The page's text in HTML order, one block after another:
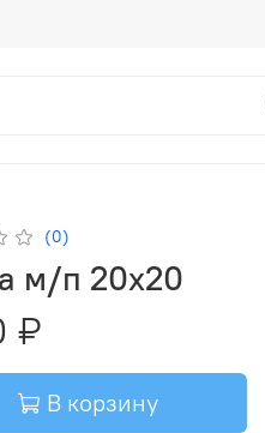
(0)
м/п 20х20
₽
В корзину